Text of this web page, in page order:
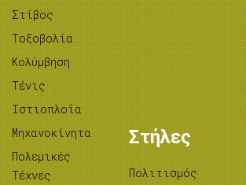
Στίβος
Tοξοβολία
Κολύμβηση
Τένις
Ιστιοπλοΐα
Μηχανοκίνητα
Πολεμικές
Τέχνες
Στήλες
Πολιτισμός